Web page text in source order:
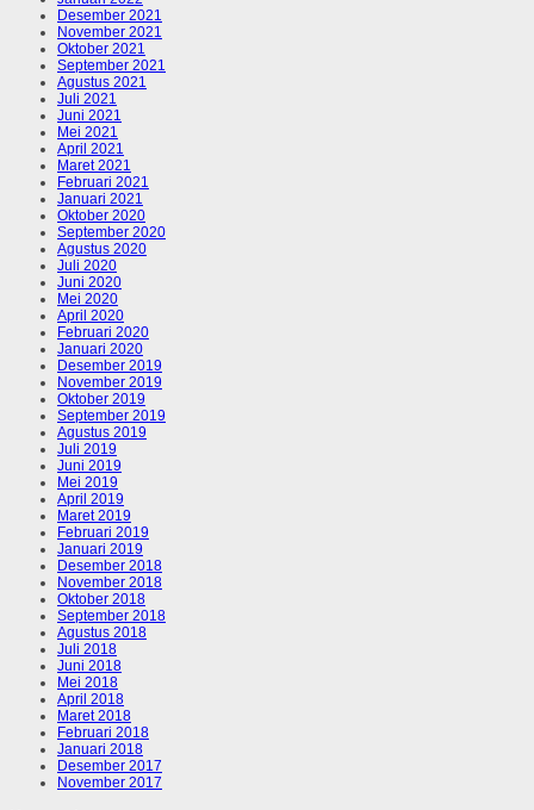
Desember 2021
November 2021
Oktober 2021
September 2021
Agustus 2021
Juli 2021
Juni 2021
Mei 2021
April 2021
Maret 2021
Februari 2021
Januari 2021
Oktober 2020
September 2020
Agustus 2020
Juli 2020
Juni 2020
Mei 2020
April 2020
Februari 2020
Januari 2020
Desember 2019
November 2019
Oktober 2019
September 2019
Agustus 2019
Juli 2019
Juni 2019
Mei 2019
April 2019
Maret 2019
Februari 2019
Januari 2019
Desember 2018
November 2018
Oktober 2018
September 2018
Agustus 2018
Juli 2018
Juni 2018
Mei 2018
April 2018
Maret 2018
Februari 2018
Januari 2018
Desember 2017
November 2017